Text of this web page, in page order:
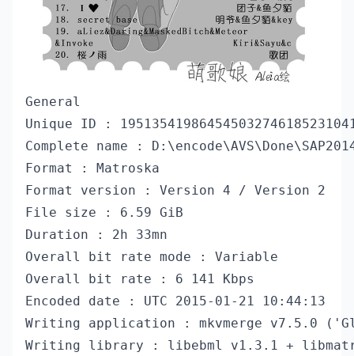
General
Unique ID :
Complete name :
Format : Matroska
Format version : Version 4 / Version 2
File size : 6.59 GiB
Duration : 2h 33mn
Overall bit rate mode : Variable
Overall bit rate : 6 141 Kbps
Encoded date : UTC 2015-01-21 10:44:13
Writing application : mkvmerge v7.5.0
Writing library : libebml v1.3.1 +